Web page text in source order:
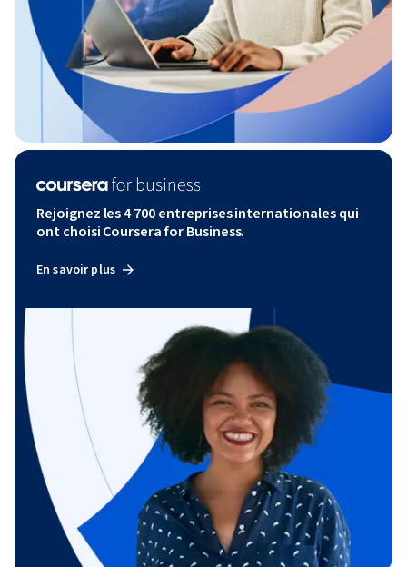
Rejoignez les 4 700 entreprises internationales qui
ont choisi Coursera for Business.
En savoir plus